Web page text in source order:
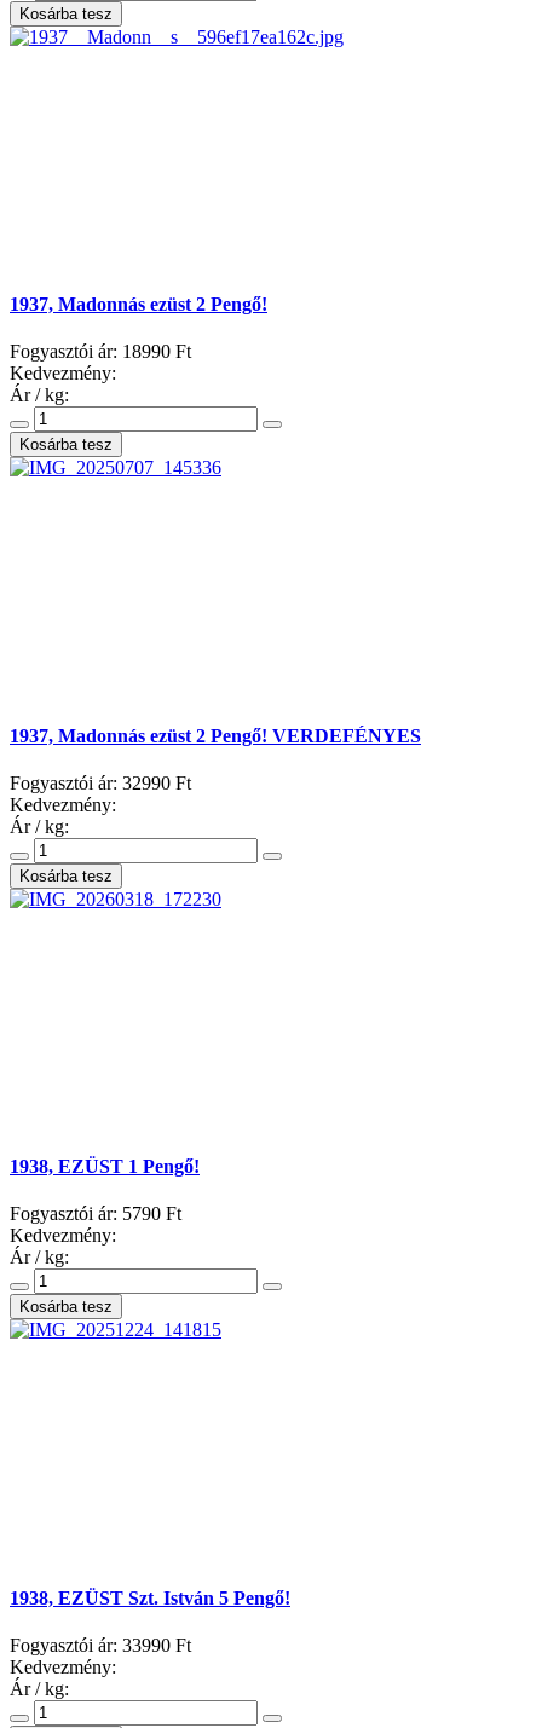
1937, Madonnás ezüst 2 Pengő!
Fogyasztói ár: 18990 Ft
Kedvezmény:
Ár / kg:
1937, Madonnás ezüst 2 Pengő! VERDEFÉNYES
Fogyasztói ár: 32990 Ft
Kedvezmény:
Ár / kg:
1938, EZÜST 1 Pengő!
Fogyasztói ár: 5790 Ft
Kedvezmény:
Ár / kg:
1938, EZÜST Szt. István 5 Pengő!
Fogyasztói ár: 33990 Ft
Kedvezmény:
Ár / kg: